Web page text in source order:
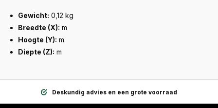
Gewicht: 0,12 kg
Breedte (X): m
Hoogte (Y): m
Diepte (Z): m
Deskundig advies en een grote voorraad